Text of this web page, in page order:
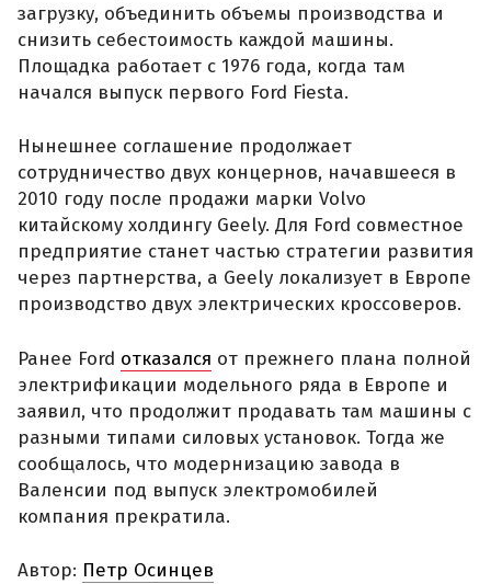
загрузку, объединить объемы производства и
снизить себестоимость каждой машины.
Площадка работает с 1976 года, когда там
начался выпуск первого Ford Fiesta.
Нынешнее соглашение продолжает
сотрудничество двух концернов, начавшееся в
2010 году после продажи марки Volvo
китайскому холдингу Geely. Для Ford совместное
предприятие станет частью стратегии развития
через партнерства, а Geely локализует в Европе
производство двух электрических кроссоверов.
Ранее Ford отказался от прежнего плана полной
электрификации модельного ряда в Европе и
заявил, что продолжит продавать там машины с
разными типами силовых установок. Тогда же
сообщалось, что модернизацию завода в
Валенсии под выпуск электромобилей
компания прекратила.
Автор: Петр Осинцев